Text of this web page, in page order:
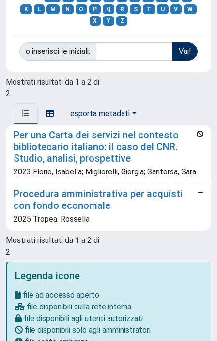
K
L M N O P Q R S T U V
W
X
Y Z
o inserisci le iniziali:
Mostrati risultati da 1 a 2 di
2
esporta metadati
Per una Carta dei servizi nel contesto
bibliotecario italiano: il caso del CNR.
Studio, analisi, prospettive
2023 Florio, Isabella; Migliorelli, Giorgia; Santorsa, Sara
Procedura amministrativa per acquisti
con fondo economale
2025 Tropea, Rossella
Mostrati risultati da 1 a 2 di
2
Legenda icone
file ad accesso aperto
file disponibili sulla rete interna
file disponibili agli utenti autorizzati
file disponibili solo agli amministratori